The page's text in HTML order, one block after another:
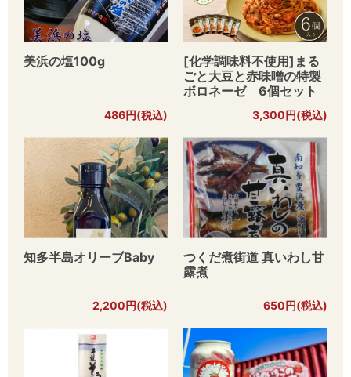
美浜の塩100g
486円(税込)
[化学調味料不使用]まる
ごと大豆と赤味噌の特製
ボロネーゼ 6個セット
3,300円(税込)
知多半島オリーブBaby
2,200円(税込)
つくだ煮街道 真いわし甘
露煮
650円(税込)